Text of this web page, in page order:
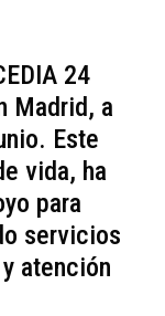
24
Madrid, a
Este
vida, ha
para
servicios
atención